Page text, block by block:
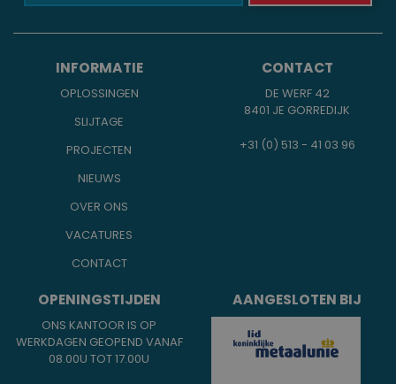
INFORMATIE
OPLOSSINGEN
SLIJTAGE
PROJECTEN
NIEUWS
OVER ONS
VACATURES
CONTACT
CONTACT
DE WERF 42
8401 JE GORREDIJK
+31 (0) 513 - 41 03 96
OPENINGSTIJDEN
ONS KANTOOR IS OP
WERKDAGEN GEOPEND VANAF
08.00U TOT 17.00U
AANGESLOTEN BIJ